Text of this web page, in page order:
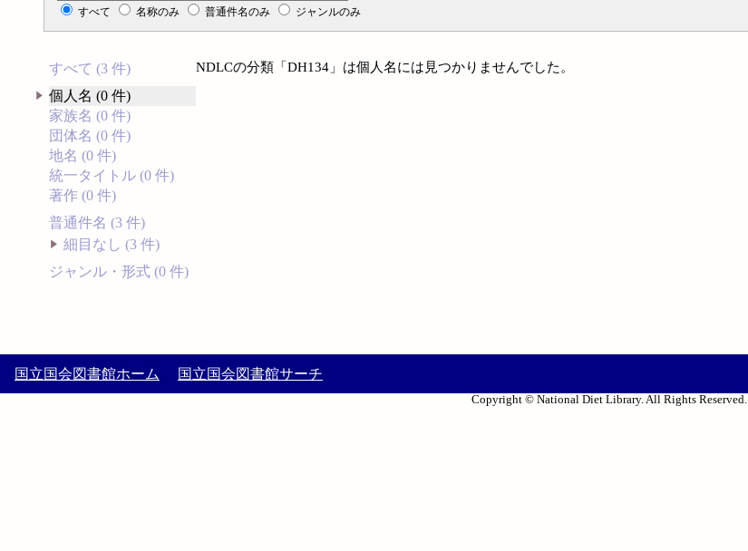
すべて 名称のみ 普通件名のみ ジャンルのみ
すべて (3 件)
個人名 (0 件)
家族名 (0 件)
団体名 (0 件)
地名 (0 件)
統一タイトル (0 件)
著作 (0 件)
普通件名 (3 件)
細目なし (3 件)
ジャンル・形式 (0 件)
NDLCの分類「DH134」は個人名には見つかりませんでした。
国立国会図書館ホーム 国立国会図書館サーチ
Copyright © National Diet Library. All Rights Reserved.